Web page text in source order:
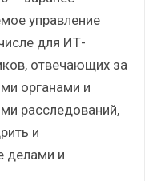
управление
для ИТ-
отвечающих за
органами и
расследований,
и
делами и